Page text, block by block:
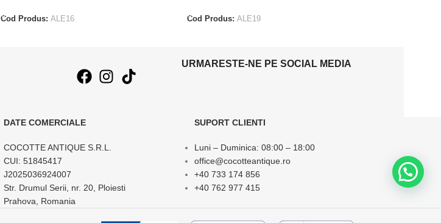
Cod Produs: ALE16 Cod Produs: ALE19
URMARESTE-NE PE SOCIAL MEDIA
DATE COMERCIALE
COCOTTE ANTIQUE S.R.L.
CUI: 51845417
J2025036924007
Str. Drumul Serii, nr. 20, Ploiesti
Prahova, Romania
SUPORT CLIENTI
Luni – Duminica: 08:00 – 18:00
office@cocotteantique.ro
+40 733 174 856
+40 762 977 415